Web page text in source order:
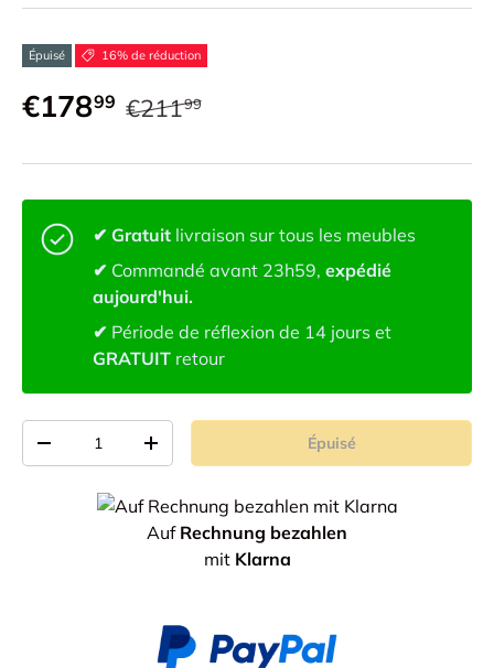
Épuisé 16% de réduction
€17899 €21199
✔ Gratuit livraison sur tous les meubles
✔ Commandé avant 23h59, expédié
aujourd'hui.
✔ Période de réflexion de 14 jours et
GRATUIT retour
-
+ Épuisé
AufRechnung bezahlen
mit Klarna